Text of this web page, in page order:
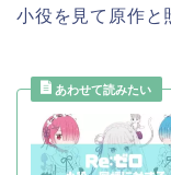
小役を見て原作と